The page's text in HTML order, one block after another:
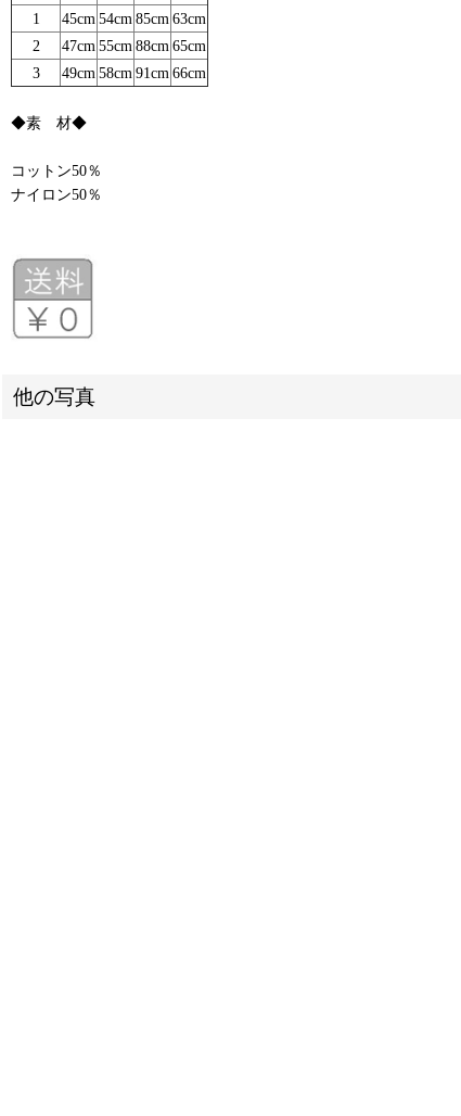
1
45cm 54cm 85cm 63cm
2
47cm 55cm 88cm 65cm
3
49cm 58cm 91cm 66cm
◆素 材◆
コットン50％
ナイロン50％
他の写真